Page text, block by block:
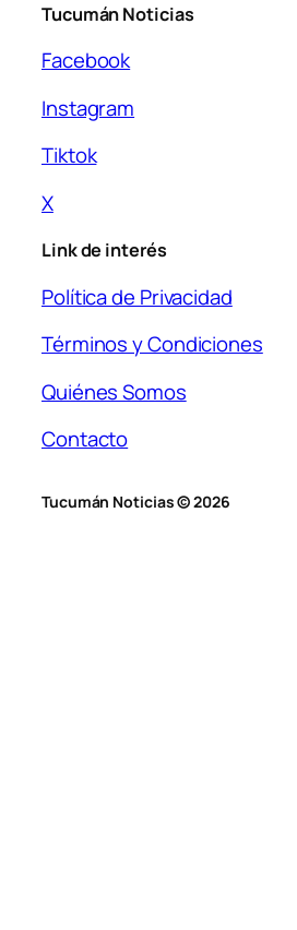
Tucumán Noticias
Facebook
Instagram
Tiktok
X
Link de interés
Política de Privacidad
Términos y Condiciones
Quiénes Somos
Contacto
Tucumán Noticias © 2026